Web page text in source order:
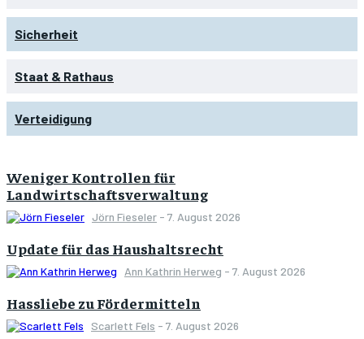
Sicherheit
Staat & Rathaus
Verteidigung
Weniger Kontrollen für
Landwirtschaftsverwaltung
Jörn Fieseler - 7. August 2026
Update für das Haushaltsrecht
Ann Kathrin Herweg - 7. August 2026
Hassliebe zu Fördermitteln
Scarlett Fels - 7. August 2026